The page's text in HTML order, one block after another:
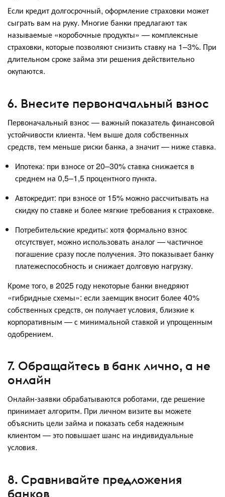
Если кредит долгосрочный, оформление страховки может
сыграть вам на руку. Многие банки предлагают так
называемые «коробочные продукты» — комплексные
страховки, которые позволяют снизить ставку на 1–3%. При
длительном сроке займа эти решения действительно
окупаются.
6. Внесите первоначальный взнос
Первоначальный взнос — важный показатель финансовой
устойчивости клиента. Чем выше доля собственных
средств, тем меньше риски банка, а значит — ниже ставка.
Ипотека: при взносе от 20–30% ставка снижается в
среднем на 0,5–1,5 процентного пункта.
Автокредит: при взносе от 15% можно рассчитывать на
скидку по ставке и более мягкие требования к страховке.
Потребительские кредиты: хотя формально взнос
отсутствует, можно использовать аналог — частичное
погашение сразу после получения. Это показывает банку
платежеспособность и снижает долговую нагрузку.
Кроме того, в 2025 году некоторые банки внедряют
«гибридные схемы»: если заемщик вносит более 40%
собственных средств, он получает условия, близкие к
корпоративным — с минимальной ставкой и упрощенным
одобрением.
7. Обращайтесь в банк лично, а не
онлайн
Онлайн-заявки обрабатываются роботами, где решение
принимает алгоритм. При личном визите вы можете
объяснить цели займа и показать себя надежным
клиентом — это повышает шанс на индивидуальные
условия.
8. Сравнивайте предложения
банков